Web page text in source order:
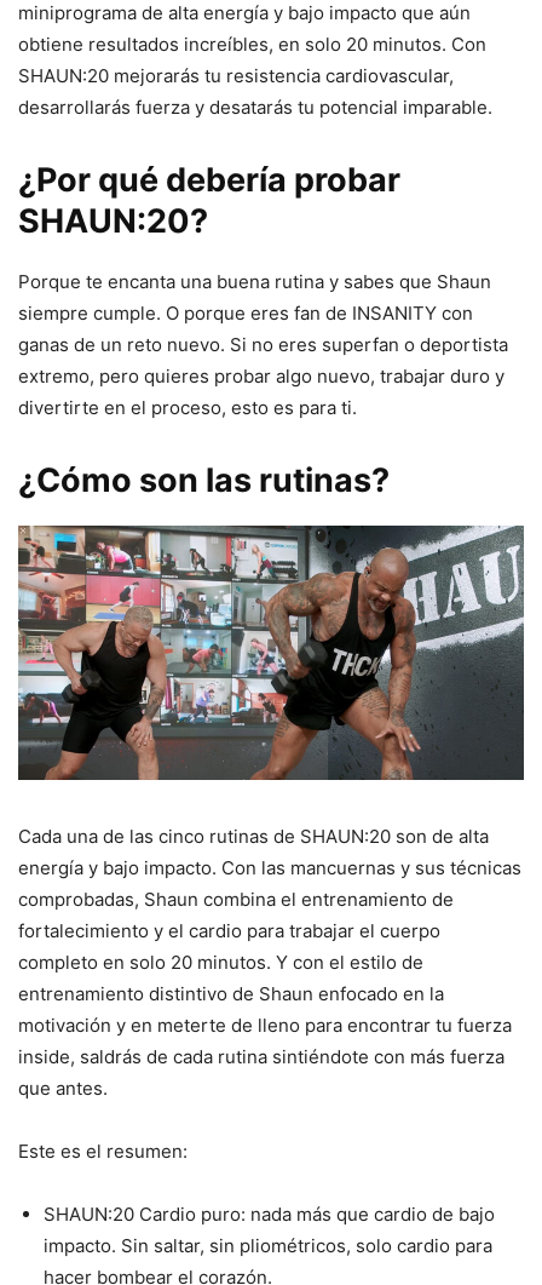
miniprograma de alta energía y bajo impacto que aún
obtiene resultados increíbles, en solo 20 minutos. Con
SHAUN:20 mejorarás tu resistencia cardiovascular,
desarrollarás fuerza y desatarás tu potencial imparable.
¿Por qué debería probar
SHAUN:20?
Porque te encanta una buena rutina y sabes que Shaun
siempre cumple. O porque eres fan de INSANITY con
ganas de un reto nuevo. Si no eres superfan o deportista
extremo, pero quieres probar algo nuevo, trabajar duro y
divertirte en el proceso, esto es para ti.
¿Cómo son las rutinas?
Cada una de las cinco rutinas de SHAUN:20 son de alta
energía y bajo impacto. Con las mancuernas y sus técnicas
comprobadas, Shaun combina el entrenamiento de
fortalecimiento y el cardio para trabajar el cuerpo
completo en solo 20 minutos. Y con el estilo de
entrenamiento distintivo de Shaun enfocado en la
motivación y en meterte de lleno para encontrar tu fuerza
inside, saldrás de cada rutina sintiéndote con más fuerza
que antes.
Este es el resumen:
SHAUN:20 Cardio puro: nada más que cardio de bajo
impacto. Sin saltar, sin pliométricos, solo cardio para
hacer bombear el corazón.